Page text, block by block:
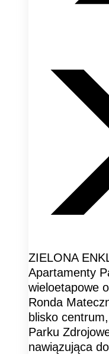
ZIELONA
Apartamenty
wieloetapowe
Ronda
blisko
Parku
nawiązująca